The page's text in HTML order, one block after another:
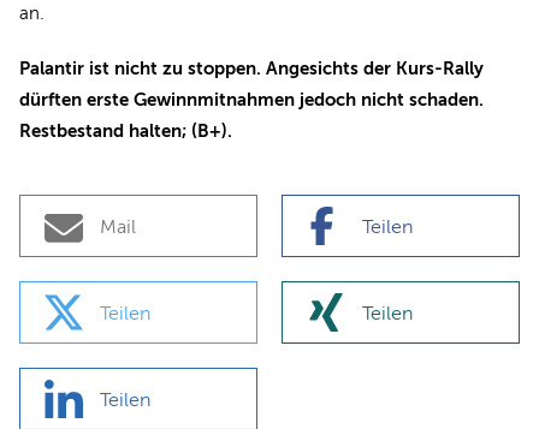
an.
Palantir ist nicht zu stoppen. Angesichts der Kurs-Rally
dürften erste Gewinnmitnahmen jedoch nicht schaden.
Restbestand halten; (B+).
Mail Teilen
Teilen Teilen
Teilen